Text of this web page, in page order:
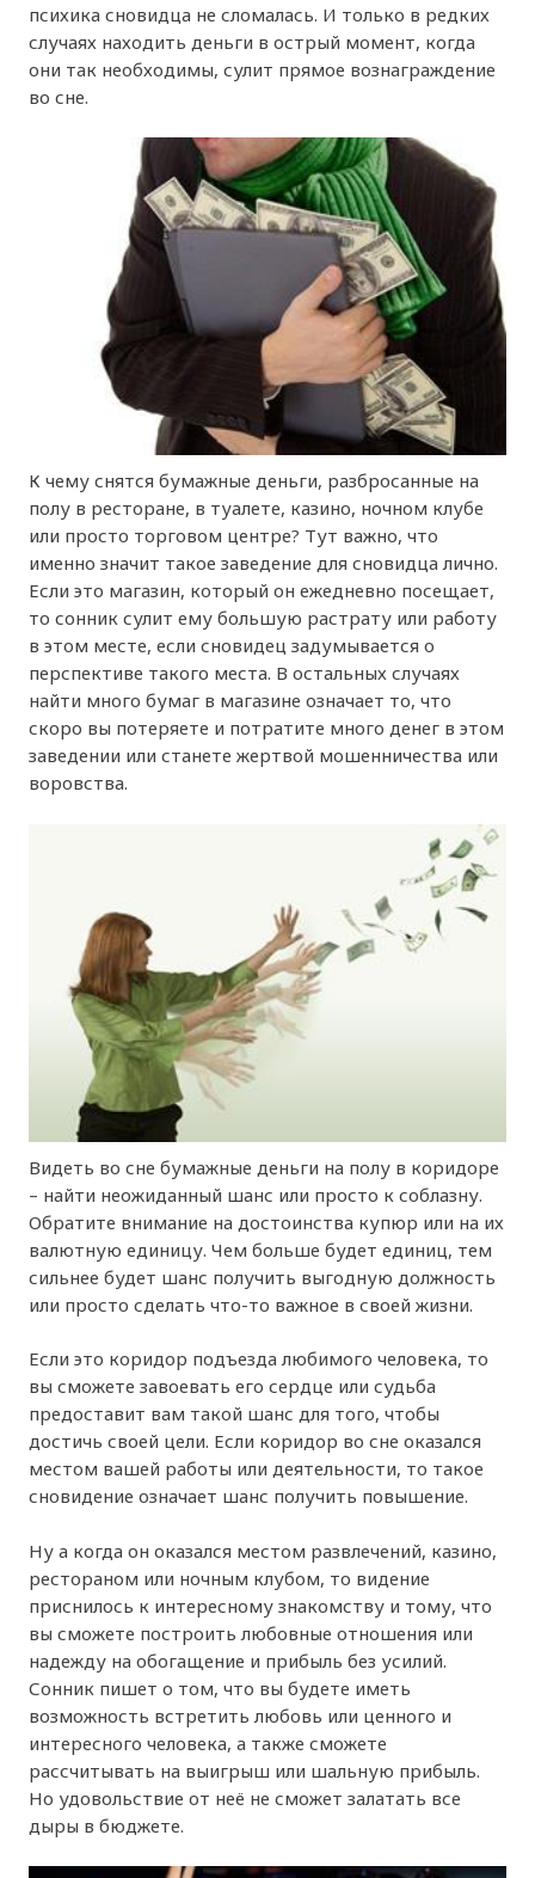
психика сновидца не сломалась. И только в редких
случаях находить деньги в острый момент, когда
они так необходимы, сулит прямое вознаграждение
во сне.
К чему снятся бумажные деньги, разбросанные на
полу в ресторане, в туалете, казино, ночном клубе
или просто торговом центре? Тут важно, что
именно значит такое заведение для сновидца лично.
Если это магазин, который он ежедневно посещает,
то сонник сулит ему большую растрату или работу
в этом месте, если сновидец задумывается о
перспективе такого места. В остальных случаях
найти много бумаг в магазине означает то, что
скоро вы потеряете и потратите много денег в этом
заведении или станете жертвой мошенничества или
воровства.
Видеть во сне бумажные деньги на полу в коридоре
– найти неожиданный шанс или просто к соблазну.
Обратите внимание на достоинства купюр или на их
валютную единицу. Чем больше будет единиц, тем
сильнее будет шанс получить выгодную должность
или просто сделать что-то важное в своей жизни.
Если это коридор подъезда любимого человека, то
вы сможете завоевать его сердце или судьба
предоставит вам такой шанс для того, чтобы
достичь своей цели. Если коридор во сне оказался
местом вашей работы или деятельности, то такое
сновидение означает шанс получить повышение.
Ну а когда он оказался местом развлечений, казино,
рестораном или ночным клубом, то видение
приснилось к интересному знакомству и тому, что
вы сможете построить любовные отношения или
надежду на обогащение и прибыль без усилий.
Сонник пишет о том, что вы будете иметь
возможность встретить любовь или ценного и
интересного человека, а также сможете
рассчитывать на выигрыш или шальную прибыль.
Но удовольствие от неё не сможет залатать все
дыры в бюджете.